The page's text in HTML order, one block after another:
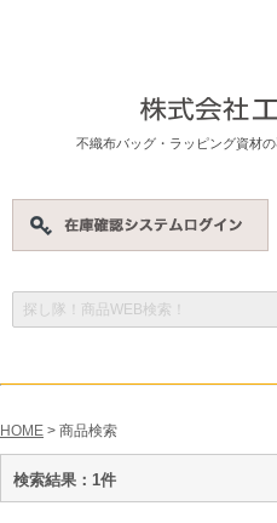
不織布バッグ・ラッピング資材
HOME > 商品検索
検索結果：1件